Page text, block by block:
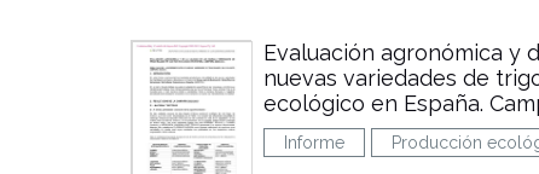
Evaluación agronómica y
nuevas variedades de
ecológico en España.
Informe Producción